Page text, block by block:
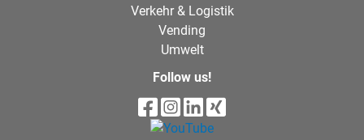
Verkehr & Logistik
Vending
Umwelt
Follow us!